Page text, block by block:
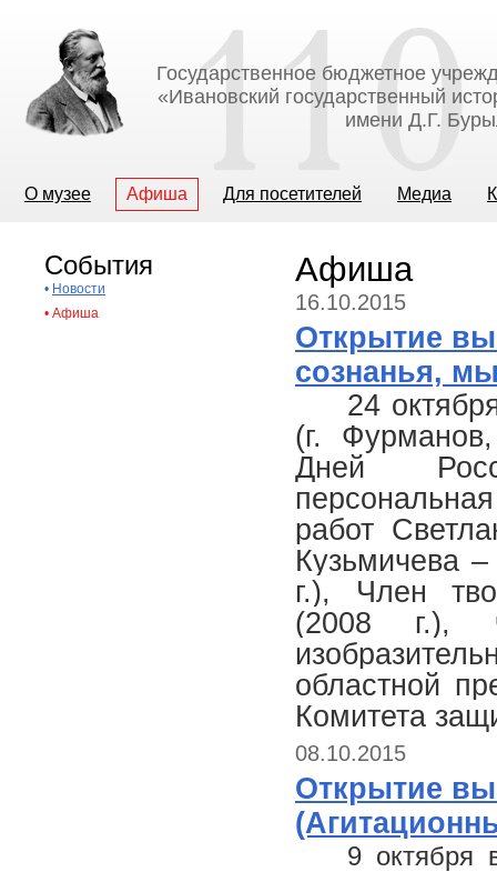
Государственное бюджетное
«Ивановский государственный
имени Д.Г.
О музее Афиша Для посетителей Медиа
События
• Новости
• Афиша
Афиша
16.10.2015
Открытие
сознанья,
24
(г.
Дней
работ
Кузьмичева
г.), Член
(2008 г.),
областной
Комитета
08.10.2015
Открытие
9 октября